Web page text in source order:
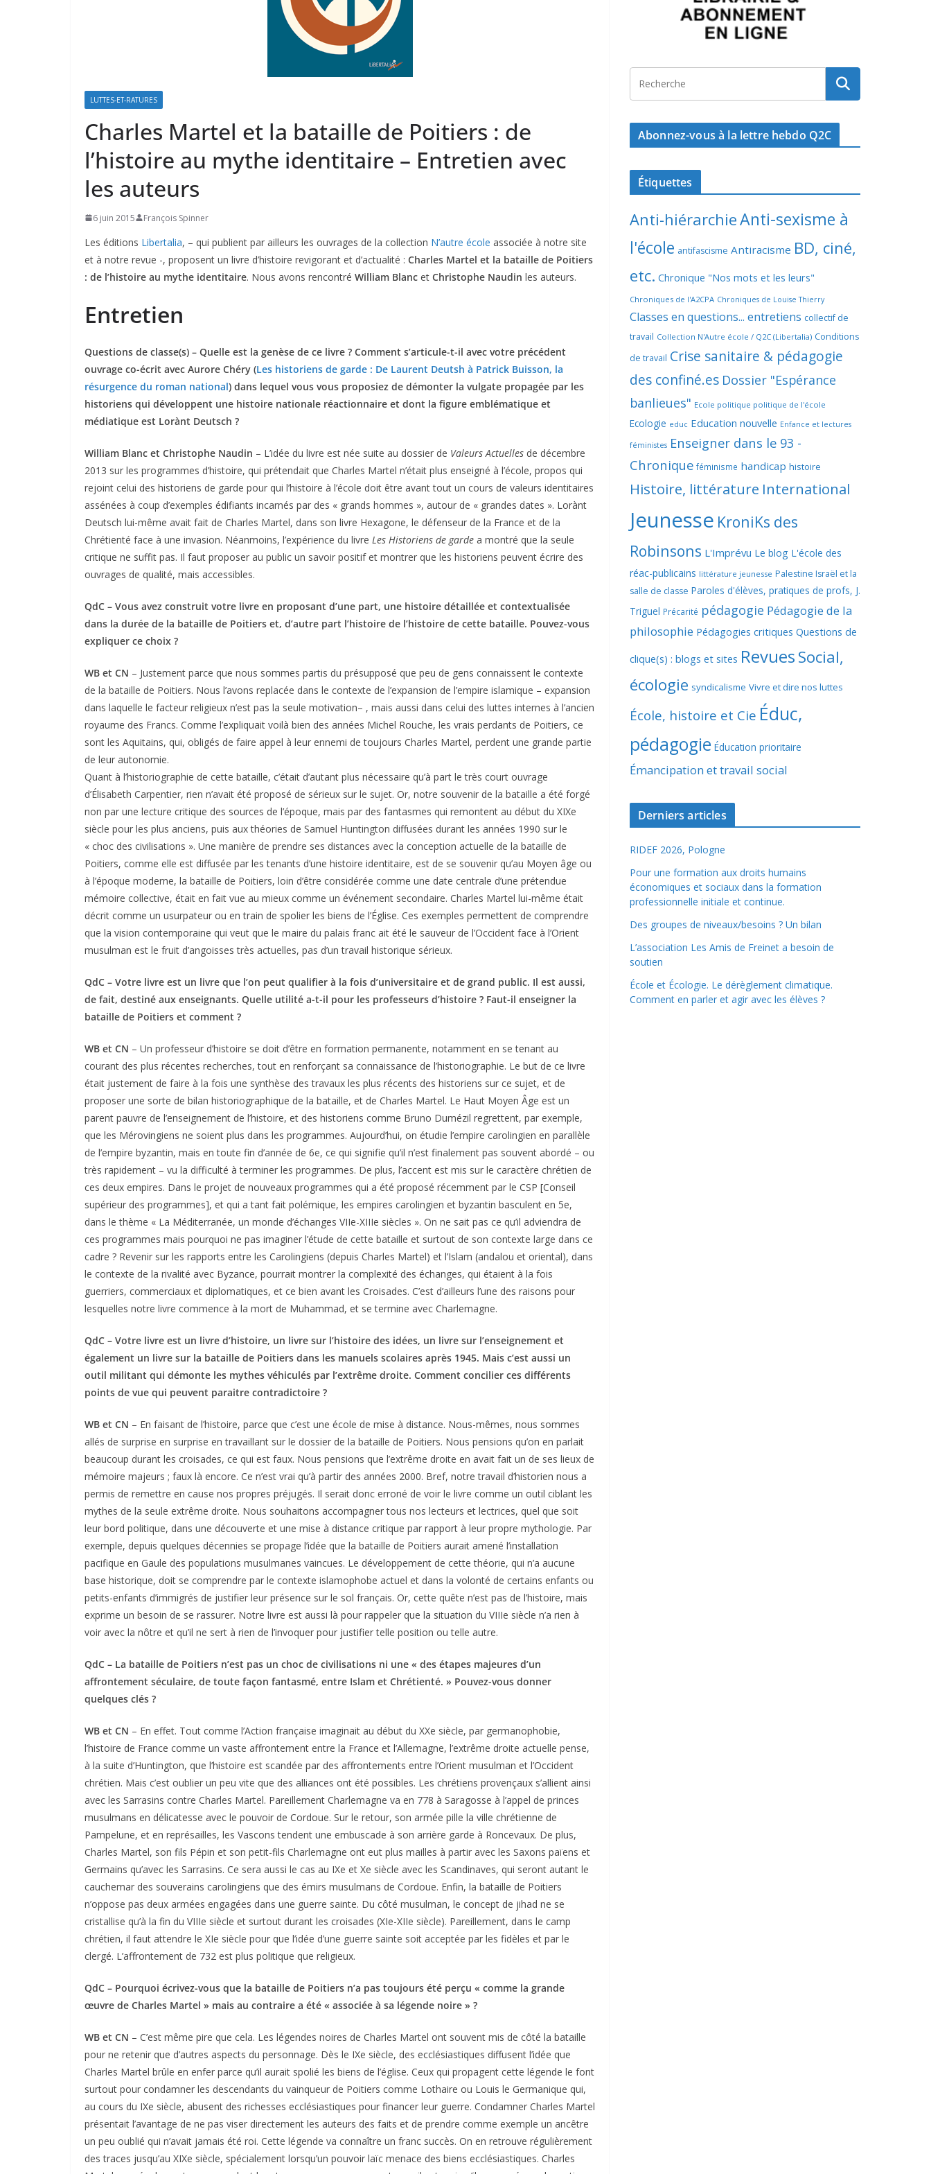
LUTTES-ET-RATURES
Charles Martel et la bataille de Poitiers : de
l’histoire au mythe identitaire – Entretien avec
les auteurs
6 juin 2015 François Spinner
Les éditions Libertalia, – qui publient par ailleurs les ouvrages de la collection N’autre école associée à notre site
et à notre revue -, proposent un livre d’histoire revigorant et d’actualité : Charles Martel et la bataille de Poitiers
: de l’histoire au mythe identitaire. Nous avons rencontré William Blanc et Christophe Naudin les auteurs.
Entretien
Questions de classe(s) – Quelle est la genèse de ce livre ? Comment s’articule-t-il avec votre précédent
ouvrage co-écrit avec Aurore Chéry (Les historiens de garde : De Laurent Deutsh à Patrick Buisson, la
résurgence du roman national) dans lequel vous vous proposiez de démonter la vulgate propagée par les
historiens qui développent une histoire nationale réactionnaire et dont la figure emblématique et
médiatique est Lorànt Deutsch ?
William Blanc et Christophe Naudin – L’idée du livre est née suite au dossier de Valeurs Actuelles de décembre
2013 sur les programmes d’histoire, qui prétendait que Charles Martel n’était plus enseigné à l’école, propos qui
rejoint celui des historiens de garde pour qui l’histoire à l’école doit être avant tout un cours de valeurs identitaires
assénées à coup d’exemples édifiants incarnés par des « grands hommes », autour de « grandes dates ». Lorànt
Deutsch lui-même avait fait de Charles Martel, dans son livre Hexagone, le défenseur de la France et de la
Chrétienté face à une invasion. Néanmoins, l’expérience du livre Les Historiens de garde a montré que la seule
critique ne suffit pas. Il faut proposer au public un savoir positif et montrer que les historiens peuvent écrire des
ouvrages de qualité, mais accessibles.
QdC – Vous avez construit votre livre en proposant d’une part, une histoire détaillée et contextualisée
dans la durée de la bataille de Poitiers et, d’autre part l’histoire de l’histoire de cette bataille. Pouvez-vous
expliquer ce choix ?
WB et CN – Justement parce que nous sommes partis du présupposé que peu de gens connaissent le contexte
de la bataille de Poitiers. Nous l’avons replacée dans le contexte de l’expansion de l’empire islamique – expansion
dans laquelle le facteur religieux n’est pas la seule motivation– , mais aussi dans celui des luttes internes à l’ancien
royaume des Francs. Comme l’expliquait voilà bien des années Michel Rouche, les vrais perdants de Poitiers, ce
sont les Aquitains, qui, obligés de faire appel à leur ennemi de toujours Charles Martel, perdent une grande partie
de leur autonomie.
Quant à l’historiographie de cette bataille, c’était d’autant plus nécessaire qu’à part le très court ouvrage
d’Élisabeth Carpentier, rien n’avait été proposé de sérieux sur le sujet. Or, notre souvenir de la bataille a été forgé
non par une lecture critique des sources de l’époque, mais par des fantasmes qui remontent au début du XIXe
siècle pour les plus anciens, puis aux théories de Samuel Huntington diffusées durant les années 1990 sur le
« choc des civilisations ». Une manière de prendre ses distances avec la conception actuelle de la bataille de
Poitiers, comme elle est diffusée par les tenants d’une histoire identitaire, est de se souvenir qu’au Moyen âge ou
à l’époque moderne, la bataille de Poitiers, loin d’être considérée comme une date centrale d’une prétendue
mémoire collective, était en fait vue au mieux comme un événement secondaire. Charles Martel lui-même était
décrit comme un usurpateur ou en train de spolier les biens de l’Église. Ces exemples permettent de comprendre
que la vision contemporaine qui veut que le maire du palais franc ait été le sauveur de l’Occident face à l’Orient
musulman est le fruit d’angoisses très actuelles, pas d’un travail historique sérieux.
QdC – Votre livre est un livre que l’on peut qualifier à la fois d’universitaire et de grand public. Il est aussi,
de fait, destiné aux enseignants. Quelle utilité a-t-il pour les professeurs d’histoire ? Faut-il enseigner la
bataille de Poitiers et comment ?
WB et CN – Un professeur d’histoire se doit d’être en formation permanente, notamment en se tenant au
courant des plus récentes recherches, tout en renforçant sa connaissance de l’historiographie. Le but de ce livre
était justement de faire à la fois une synthèse des travaux les plus récents des historiens sur ce sujet, et de
proposer une sorte de bilan historiographique de la bataille, et de Charles Martel. Le Haut Moyen Âge est un
parent pauvre de l’enseignement de l’histoire, et des historiens comme Bruno Dumézil regrettent, par exemple,
que les Mérovingiens ne soient plus dans les programmes. Aujourd’hui, on étudie l’empire carolingien en parallèle
de l’empire byzantin, mais en toute fin d’année de 6e, ce qui signifie qu’il n’est finalement pas souvent abordé – ou
très rapidement – vu la difficulté à terminer les programmes. De plus, l’accent est mis sur le caractère chrétien de
ces deux empires. Dans le projet de nouveaux programmes qui a été proposé récemment par le CSP [Conseil
supérieur des programmes], et qui a tant fait polémique, les empires carolingien et byzantin basculent en 5e,
dans le thème « La Méditerranée, un monde d’échanges VIIe-XIIIe siècles ». On ne sait pas ce qu’il adviendra de
ces programmes mais pourquoi ne pas imaginer l’étude de cette bataille et surtout de son contexte large dans ce
cadre ? Revenir sur les rapports entre les Carolingiens (depuis Charles Martel) et l’Islam (andalou et oriental), dans
le contexte de la rivalité avec Byzance, pourrait montrer la complexité des échanges, qui étaient à la fois
guerriers, commerciaux et diplomatiques, et ce bien avant les Croisades. C’est d’ailleurs l’une des raisons pour
lesquelles notre livre commence à la mort de Muhammad, et se termine avec Charlemagne.
QdC – Votre livre est un livre d’histoire, un livre sur l’histoire des idées, un livre sur l’enseignement et
également un livre sur la bataille de Poitiers dans les manuels scolaires après 1945. Mais c’est aussi un
outil militant qui démonte les mythes véhiculés par l’extrême droite. Comment concilier ces différents
points de vue qui peuvent paraitre contradictoire ?
WB et CN – En faisant de l’histoire, parce que c’est une école de mise à distance. Nous-mêmes, nous sommes
allés de surprise en surprise en travaillant sur le dossier de la bataille de Poitiers. Nous pensions qu’on en parlait
beaucoup durant les croisades, ce qui est faux. Nous pensions que l’extrême droite en avait fait un de ses lieux de
mémoire majeurs ; faux là encore. Ce n’est vrai qu’à partir des années 2000. Bref, notre travail d’historien nous a
permis de remettre en cause nos propres préjugés. Il serait donc erroné de voir le livre comme un outil ciblant les
mythes de la seule extrême droite. Nous souhaitons accompagner tous nos lecteurs et lectrices, quel que soit
leur bord politique, dans une découverte et une mise à distance critique par rapport à leur propre mythologie. Par
exemple, depuis quelques décennies se propage l’idée que la bataille de Poitiers aurait amené l’installation
pacifique en Gaule des populations musulmanes vaincues. Le développement de cette théorie, qui n’a aucune
base historique, doit se comprendre par le contexte islamophobe actuel et dans la volonté de certains enfants ou
petits-enfants d’immigrés de justifier leur présence sur le sol français. Or, cette quête n’est pas de l’histoire, mais
exprime un besoin de se rassurer. Notre livre est aussi là pour rappeler que la situation du VIIIe siècle n’a rien à
voir avec la nôtre et qu’il ne sert à rien de l’invoquer pour justifier telle position ou telle autre.
QdC – La bataille de Poitiers n’est pas un choc de civilisations ni une « des étapes majeures d’un
affrontement séculaire, de toute façon fantasmé, entre Islam et Chrétienté. » Pouvez-vous donner
quelques clés ?
WB et CN – En effet. Tout comme l’Action française imaginait au début du XXe siècle, par germanophobie,
l’histoire de France comme un vaste affrontement entre la France et l’Allemagne, l’extrême droite actuelle pense,
à la suite d’Huntington, que l’histoire est scandée par des affrontements entre l’Orient musulman et l’Occident
chrétien. Mais c’est oublier un peu vite que des alliances ont été possibles. Les chrétiens provençaux s’allient ainsi
avec les Sarrasins contre Charles Martel. Pareillement Charlemagne va en 778 à Saragosse à l’appel de princes
musulmans en délicatesse avec le pouvoir de Cordoue. Sur le retour, son armée pille la ville chrétienne de
Pampelune, et en représailles, les Vascons tendent une embuscade à son arrière garde à Roncevaux. De plus,
Charles Martel, son fils Pépin et son petit-fils Charlemagne ont eut plus mailles à partir avec les Saxons païens et
Germains qu’avec les Sarrasins. Ce sera aussi le cas au IXe et Xe siècle avec les Scandinaves, qui seront autant le
cauchemar des souverains carolingiens que des émirs musulmans de Cordoue. Enfin, la bataille de Poitiers
n’oppose pas deux armées engagées dans une guerre sainte. Du côté musulman, le concept de jihad ne se
cristallise qu’à la fin du VIIIe siècle et surtout durant les croisades (XIe-XIIe siècle). Pareillement, dans le camp
chrétien, il faut attendre le XIe siècle pour que l’idée d’une guerre sainte soit acceptée par les fidèles et par le
clergé. L’affrontement de 732 est plus politique que religieux.
QdC – Pourquoi écrivez-vous que la bataille de Poitiers n’a pas toujours été perçu « comme la grande
œuvre de Charles Martel » mais au contraire a été « associée à sa légende noire » ?
WB et CN – C’est même pire que cela. Les légendes noires de Charles Martel ont souvent mis de côté la bataille
pour ne retenir que d’autres aspects du personnage. Dès le IXe siècle, des ecclésiastiques diffusent l’idée que
Charles Martel brûle en enfer parce qu’il aurait spolié les biens de l’église. Ceux qui propagent cette légende le font
surtout pour condamner les descendants du vainqueur de Poitiers comme Lothaire ou Louis le Germanique qui,
au cours du IXe siècle, abusent des richesses ecclésiastiques pour financer leur guerre. Condamner Charles Martel
présentait l’avantage de ne pas viser directement les auteurs des faits et de prendre comme exemple un ancêtre
un peu oublié qui n’avait jamais été roi. Cette légende va connaître un franc succès. On en retrouve régulièrement
des traces jusqu’au XIXe siècle, spécialement lorsqu’un pouvoir laïc menace des biens ecclésiastiques. Charles
Abonnez-vous à la lettre hebdo Q2C
Étiquettes
Anti-hiérarchieAnti-sexisme à
l'école antifascisme Antiracisme BD, ciné,
etc. Chronique "Nos mots et les leurs"
Chroniques de l'A2CPA Chroniques de Louise Thierry
Classes en questions... entretiens collectif de
travail Collection N'Autre école / Q2C (Libertalia) Conditions
de travail Crise sanitaire & pédagogie
des confiné.es Dossier "Espérance
banlieues" Ecole politique politique de l'école
Ecologie educ Education nouvelle Enfance et lectures
féministes Enseigner dans le 93 -
Chronique féminisme handicap histoire
Histoire, littérature International
Jeunesse KroniKs des
Robinsons L'Imprévu Le blog L'école des
réac-publicains littérature jeunesse Palestine Israël et la
salle de classe Paroles d'élèves, pratiques de profs, J.
Triguel Précarité pédagogie Pédagogie de la
philosophie Pédagogies critiques Questions de
clique(s) : blogs et sites RevuesSocial,
écologie syndicalisme Vivre et dire nos luttes
École, histoire et Cie Éduc,
pédagogie Éducation prioritaire
Émancipation et travail social
Derniers articles
RIDEF 2026, Pologne
Pour une formation aux droits humains
économiques et sociaux dans la formation
professionnelle initiale et continue.
Des groupes de niveaux/besoins ? Un bilan
L’association Les Amis de Freinet a besoin de
soutien
École et Écologie. Le dérèglement climatique.
Comment en parler et agir avec les élèves ?